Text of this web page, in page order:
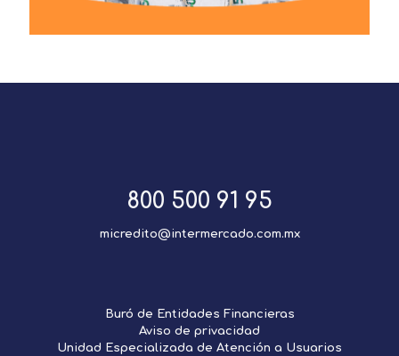
800 500 91 95
micredito@intermercado.com.mx
Buró de Entidades Financieras
Aviso de privacidad
Unidad Especializada de Atención a Usuarios